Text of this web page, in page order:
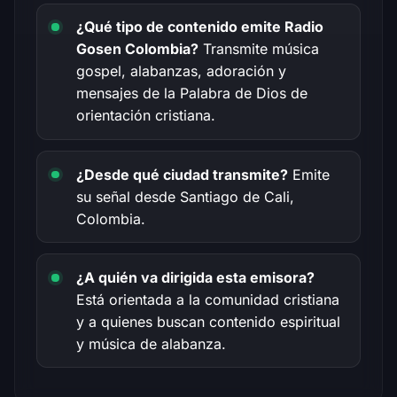
¿Qué tipo de contenido emite Radio
Gosen Colombia? Transmite música
gospel, alabanzas, adoración y
mensajes de la Palabra de Dios de
orientación cristiana.
¿Desde qué ciudad transmite? Emite
su señal desde Santiago de Cali,
Colombia.
¿A quién va dirigida esta emisora?
Está orientada a la comunidad cristiana
y a quienes buscan contenido espiritual
y música de alabanza.